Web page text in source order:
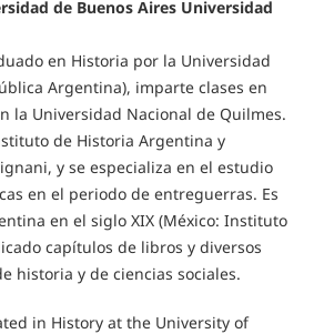
de Buenos Aires Universidad
en Historia por la Universidad
Argentina), imparte clases en
la Universidad Nacional de Quilmes.
de Historia Argentina y
y se especializa en el estudio
en el periodo de entreguerras. Es
en el siglo XIX (México: Instituto
capítulos de libros y diversos
historia y de ciencias sociales.
in History at the University of